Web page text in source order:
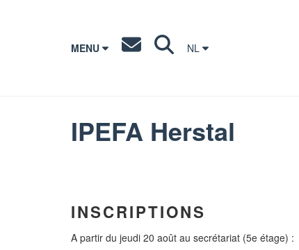
MENU NL
IPEFA Herstal
INSCRIPTIONS
A partir du jeudi 20 août au secrétariat (5e étage) :